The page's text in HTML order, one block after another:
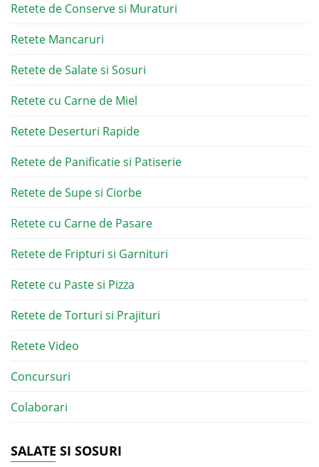
Retete de Conserve si Muraturi
Retete Mancaruri
Retete de Salate si Sosuri
Retete cu Carne de Miel
Retete Deserturi Rapide
Retete de Panificatie si Patiserie
Retete de Supe si Ciorbe
Retete cu Carne de Pasare
Retete de Fripturi si Garnituri
Retete cu Paste si Pizza
Retete de Torturi si Prajituri
Retete Video
Concursuri
Colaborari
SALATE SI SOSURI